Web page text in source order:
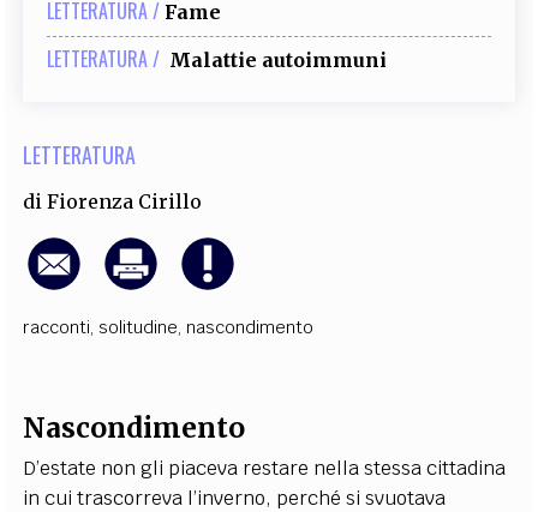
LETTERATURA / Fame
LETTERATURA / Malattie autoimmuni
LETTERATURA
diFiorenza Cirillo
racconti,solitudine, nascondimento
Nascondimento
D’estate non gli piaceva restare nella stessa cittadina
in cui trascorreva l’inverno, perché si svuotava